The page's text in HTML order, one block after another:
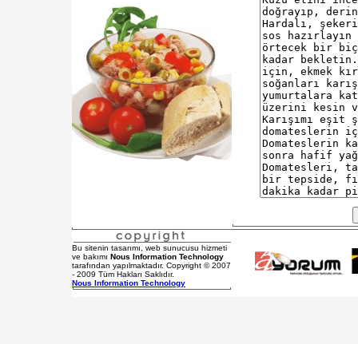
Bu sitenin tasarımı, web sunucusu hizmeti
ve bakımı Nous Information Technology
tarafından yapılmaktadır. Copyright © 2007
- 2009 Tüm Hakları Saklıdır.
Nous Information Technology